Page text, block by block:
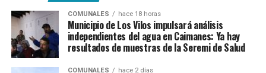
COMUNALES hace 18 horas
Municipio de Los Vilos impulsará análisis
independientes del agua en Caimanes: Ya hay
resultados de muestras de la Seremi de Salud
COMUNALES hace 2 días